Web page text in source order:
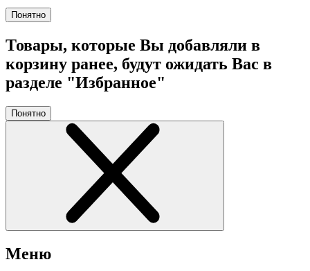
Понятно
Товары, которые Вы добавляли в
корзину ранее, будут ожидать Вас в
разделе "Избранное"
Понятно
Меню